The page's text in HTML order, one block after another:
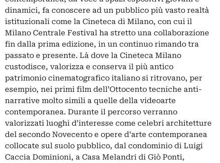
dinamici, fa conoscere ad un pubblico più vasto realtà
istituzionali come la Cineteca di Milano, con cui il
Milano Centrale Festival ha stretto una collaborazione
fin dalla prima edizione, in un continuo rimando tra
passato e presente. Là dove la Cineteca Milano
custodisce, valorizza e conserva il più antico
patrimonio cinematografico italiano si ritrovano, per
esempio, nei primi film dell’Ottocento tecniche anti-
narrative molto simili a quelle della videoarte
contemporanea. Durante il percorso verranno
valorizzati luoghi d’interesse come celebri architetture
del secondo Novecento e opere d’arte contemporanea
collocate sul suolo pubblico, dal condominio di Luigi
Caccia Dominioni, a Casa Melandri di Giò Ponti,